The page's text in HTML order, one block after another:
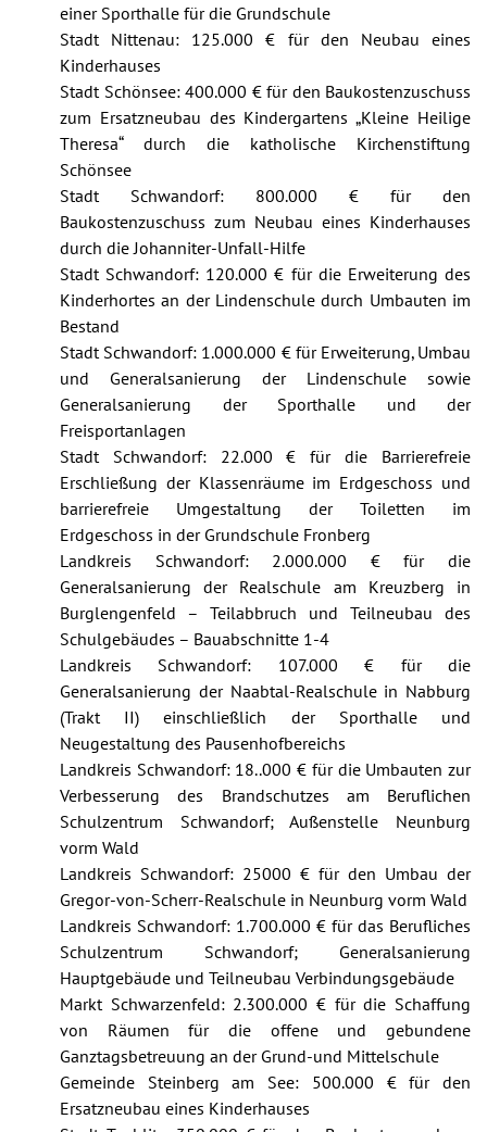
einer Sporthalle für die Grundschule
Stadt Nittenau: 125.000 € für den Neubau eines
Kinderhauses
Stadt Schönsee: 400.000 € für den Baukostenzuschuss
zum Ersatzneubau des Kindergartens „Kleine Heilige
Theresa“ durch die katholische Kirchenstiftung
Schönsee
Stadt Schwandorf: 800.000 € für den
Baukostenzuschuss zum Neubau eines Kinderhauses
durch die Johanniter-Unfall-Hilfe
Stadt Schwandorf: 120.000 € für die Erweiterung des
Kinderhortes an der Lindenschule durch Umbauten im
Bestand
Stadt Schwandorf: 1.000.000 € für Erweiterung, Umbau
und Generalsanierung der Lindenschule sowie
Generalsanierung der Sporthalle und der
Freisportanlagen
Stadt Schwandorf: 22.000 € für die Barrierefreie
Erschließung der Klassenräume im Erdgeschoss und
barrierefreie Umgestaltung der Toiletten im
Erdgeschoss in der Grundschule Fronberg
Landkreis Schwandorf: 2.000.000 € für die
Generalsanierung der Realschule am Kreuzberg in
Burglengenfeld – Teilabbruch und Teilneubau des
Schulgebäudes – Bauabschnitte 1-4
Landkreis Schwandorf: 107.000 € für die
Generalsanierung der Naabtal-Realschule in Nabburg
(Trakt II) einschließlich der Sporthalle und
Neugestaltung des Pausenhofbereichs
Landkreis Schwandorf: 18..000 € für die Umbauten zur
Verbesserung des Brandschutzes am Beruflichen
Schulzentrum Schwandorf; Außenstelle Neunburg
vorm Wald
Landkreis Schwandorf: 25000 € für den Umbau der
Gregor-von-Scherr-Realschule in Neunburg vorm Wald
Landkreis Schwandorf: 1.700.000 € für das Berufliches
Schulzentrum Schwandorf; Generalsanierung
Hauptgebäude und Teilneubau Verbindungsgebäude
Markt Schwarzenfeld: 2.300.000 € für die Schaffung
von Räumen für die offene und gebundene
Ganztagsbetreuung an der Grund-und Mittelschule
Gemeinde Steinberg am See: 500.000 € für den
Ersatzneubau eines Kinderhauses